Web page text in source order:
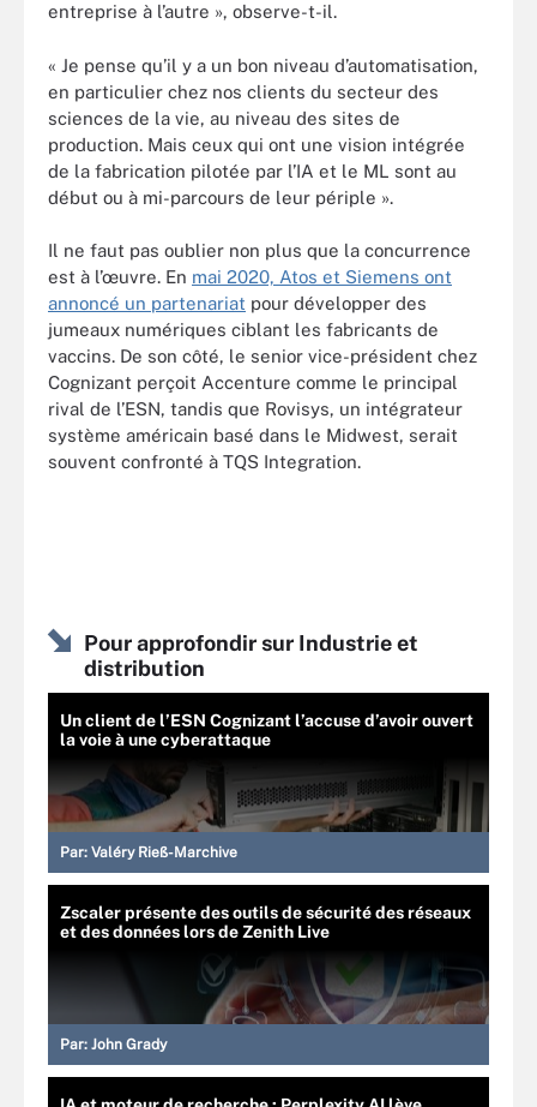
entreprise à l’autre », observe-t-il.
« Je pense qu’il y a un bon niveau d’automatisation,
en particulier chez nos clients du secteur des
sciences de la vie, au niveau des sites de
production. Mais ceux qui ont une vision intégrée
de la fabrication pilotée par l’IA et le ML sont au
début ou à mi-parcours de leur périple ».
Il ne faut pas oublier non plus que la concurrence
est à l’œuvre. En mai 2020, Atos et Siemens ont
annoncé un partenariat pour développer des
jumeaux numériques ciblant les fabricants de
vaccins. De son côté, le senior vice-président chez
Cognizant perçoit Accenture comme le principal
rival de l’ESN, tandis que Rovisys, un intégrateur
système américain basé dans le Midwest, serait
souvent confronté à TQS Integration.
Pour approfondir sur Industrie et
distribution
Un client de l’ESN Cognizant l’accuse d’avoir ouvert
la voie à une cyberattaque
Par: Valéry Rieß-Marchive
Zscaler présente des outils de sécurité des réseaux
et des données lors de Zenith Live
Par: John Grady